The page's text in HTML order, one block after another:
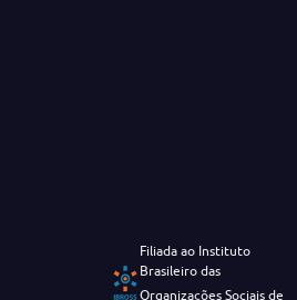
Filiada ao Instituto
Brasileiro das
Organizações Sociais de